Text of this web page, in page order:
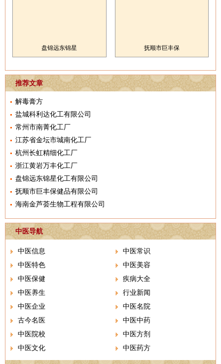
盘锦远东锦星 抚顺市巨丰保
推荐文章
解毒膏方
盐城科利达化工有限公司
常州市南菁化工厂
江苏省金坛市城南化工厂
杭州长虹精细化工厂
浙江黄岩万丰化工厂
盘锦远东锦星化工有限公司
抚顺市巨丰保健品有限公司
海南金芦荟生物工程有限公司
中医导航
中医信息
中医常识
中医特色
中医美容
中医保健
疾病大全
中医养生
行业新闻
中医企业
中医名院
古今名医
中医中药
中医院校
中医方剂
中医文化
中医药方